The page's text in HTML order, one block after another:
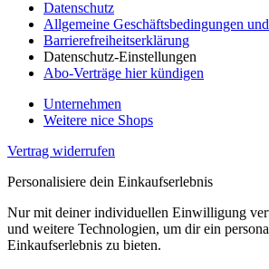
Datenschutz
Allgemeine Geschäftsbedingungen
Barrierefreiheitserklärung
Datenschutz-Einstellungen
Abo-Verträge hier kündigen
Unternehmen
Weitere nice Shops
Vertrag widerrufen
Personalisiere dein Einkaufserlebnis
Nur mit deiner individuellen Einwilligung
und weitere Technologien, um dir ein
Einkaufserlebnis zu bieten.